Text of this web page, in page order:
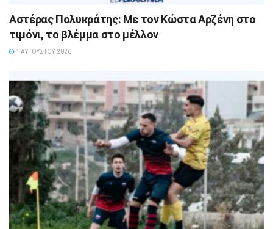
Αστέρας Πολυκράτης: Με τον Κώστα Αρζένη στο
τιμόνι, το βλέμμα στο μέλλον
1 ΑΥΓΟΎΣΤΟΥ, 2026